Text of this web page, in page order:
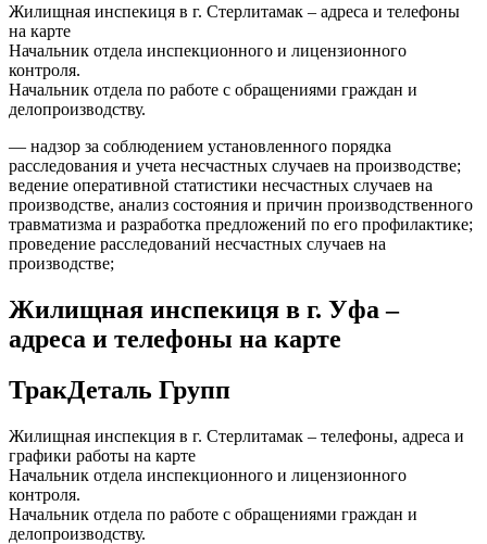
Жилищная инспекиця в г. Стерлитамак – адреса и телефоны
на карте
Начальник отдела инспекционного и лицензионного
контроля.
Начальник отдела по работе с обращениями граждан и
делопроизводству.
— надзор за соблюдением установленного порядка
расследования и учета несчастных случаев на производстве;
ведение оперативной статистики несчастных случаев на
производстве, анализ состояния и причин производственного
травматизма и разработка предложений по его профилактике;
проведение расследований несчастных случаев на
производстве;
Жилищная инспекиця в г. Уфа –
адреса и телефоны на карте
ТракДеталь Групп
Жилищная инспекция в г. Стерлитамак – телефоны, адреса и
графики работы на карте
Начальник отдела инспекционного и лицензионного
контроля.
Начальник отдела по работе с обращениями граждан и
делопроизводству.